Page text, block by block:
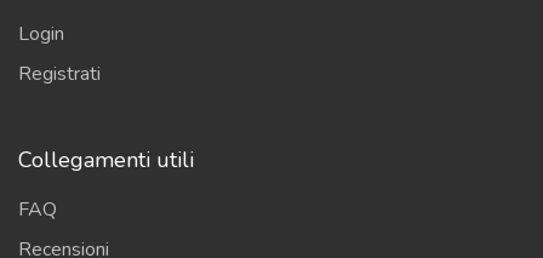
Login
Registrati
Collegamenti utili
FAQ
Recensioni